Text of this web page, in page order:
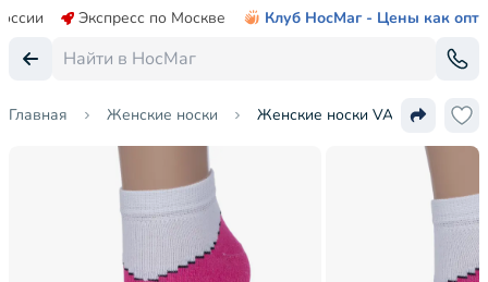
Экспресс по Москве Клуб НосМаг - Цены как опт
Главная Женские носки Женские носки VASILINA